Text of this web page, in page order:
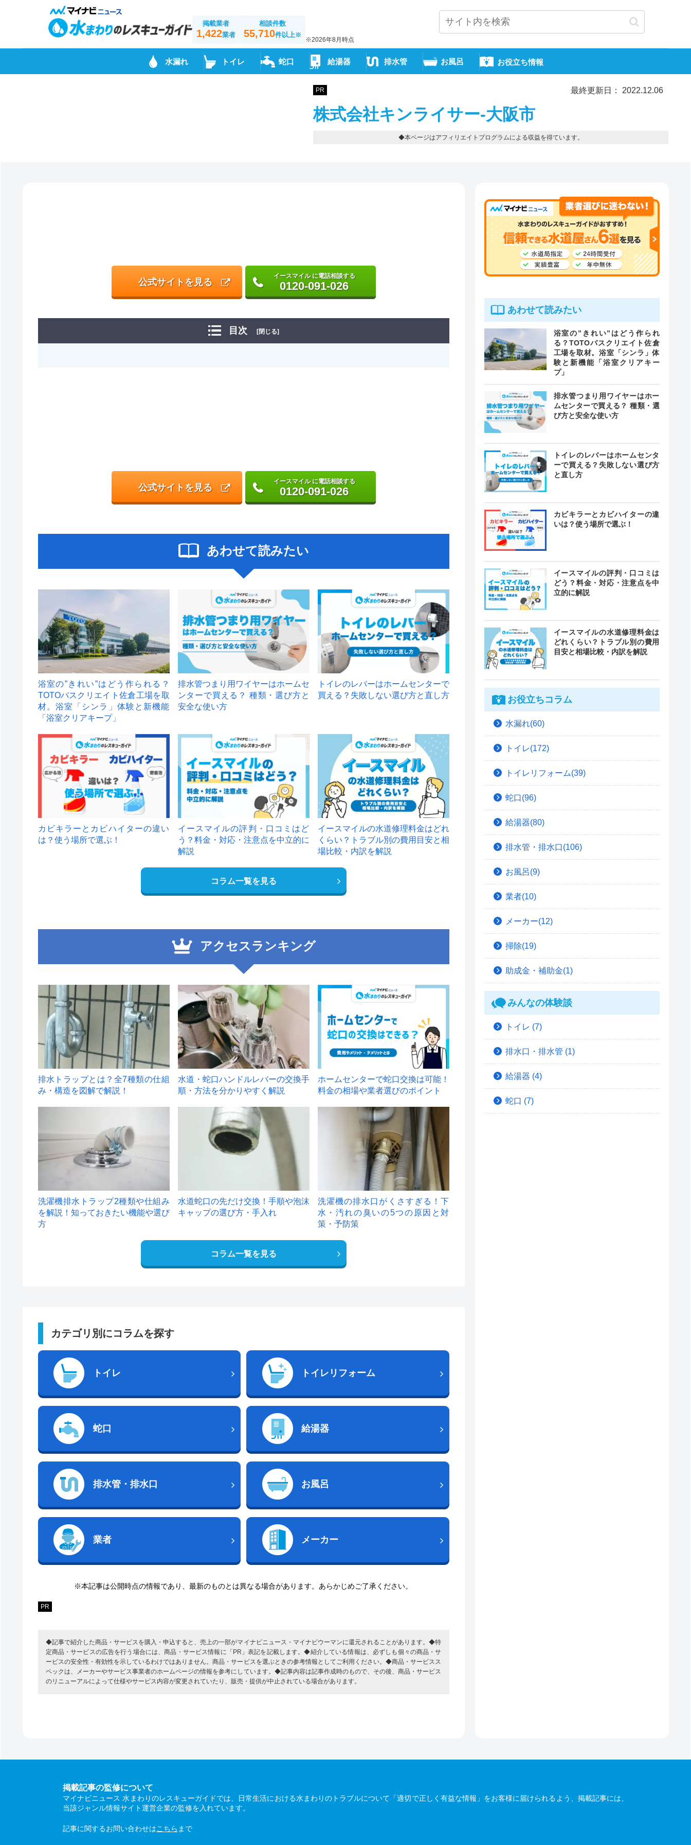
掲載業者
1,422業者
相談件数
55,710件以上※
※2026年8月時点
水漏れ トイレ 蛇口 給湯器 排水管 お風呂 お役立ち情報
PR 最終更新日： 2022.12.06
株式会社キンライサー-大阪市
◆本ページはアフィリエイトプログラムによる収益を得ています。
公式サイトを見る
イースマイル に電話相談する
0120-091-026
目次 [閉じる]
公式サイトを見る
イースマイル に電話相談する
0120-091-026
あわせて読みたい
浴室の”きれい”はどう作られる？
TOTOバスクリエイト佐倉工場を取
材。浴室「シンラ」体験と新機能
「浴室クリアキープ」
排水管つまり用ワイヤーはホームセ
ンターで買える？ 種類・選び方と
安全な使い方
トイレのレバーはホームセンターで
買える？失敗しない選び方と直し方
カビキラーとカビハイターの違い
は？使う場所で選ぶ！
イースマイルの評判・口コミはど
う？料金・対応・注意点を中立的に
解説
イースマイルの水道修理料金はどれ
くらい？トラブル別の費用目安と相
場比較・内訳を解説
コラム一覧を見る
アクセスランキング
1
排水トラップとは？全7種類の仕組
み・構造を図解で解説！
2
水道・蛇口ハンドルレバーの交換手
順・方法を分かりやすく解説
ホームセンターで蛇口交換は可能！
料金の相場や業者選びのポイント
洗濯機排水トラップ2種類や仕組み
を解説！知っておきたい機能や選び
方
水道蛇口の先だけ交換！手順や泡沫
キャップの選び方・手入れ
洗濯機の排水口がくさすぎる！下
水・汚れの臭いの5つの原因と対
策・予防策
コラム一覧を見る
カテゴリ別にコラムを探す
トイレ トイレリフォーム
蛇口 給湯器
排水管・排水口 お風呂
業者 メーカー
※本記事は公開時点の情報であり、最新のものとは異なる場合があります。あらかじめご了承ください。
PR
◆記事で紹介した商品・サービスを購入・申込すると、売上の一部がマイナビニュース・マイナビウーマンに還元されることがあります。◆特
定商品・サービスの広告を行う場合には、商品・サービス情報に「PR」表記を記載します。◆紹介している情報は、必ずしも個々の商品・サ
ービスの安全性・有効性を示しているわけではありません。商品・サービスを選ぶときの参考情報としてご利用ください。◆商品・サービスス
ペックは、メーカーやサービス事業者のホームページの情報を参考にしています。◆記事内容は記事作成時のもので、その後、商品・サービス
のリニューアルによって仕様やサービス内容が変更されていたり、販売・提供が中止されている場合があります。
あわせて読みたい
浴室の”きれい”はどう作られ
る？TOTOバスクリエイト佐倉
工場を取材。浴室「シンラ」体
験と新機能「浴室クリアキー
プ」
排水管つまり用ワイヤーはホー
ムセンターで買える？ 種類・選
び方と安全な使い方
トイレのレバーはホームセンタ
ーで買える？失敗しない選び方
と直し方
カビキラーとカビハイターの違
いは？使う場所で選ぶ！
イースマイルの評判・口コミは
どう？料金・対応・注意点を中
立的に解説
イースマイルの水道修理料金は
どれくらい？トラブル別の費用
目安と相場比較・内訳を解説
お役立ちコラム
水漏れ(60)
トイレ(172)
トイレリフォーム(39)
蛇口(96)
給湯器(80)
排水管・排水口(106)
お風呂(9)
業者(10)
メーカー(12)
掃除(19)
助成金・補助金(1)
みんなの体験談
トイレ (7)
排水口・排水管 (1)
給湯器 (4)
蛇口 (7)
掲載記事の監修について
マイナビニュース 水まわりのレスキューガイドでは、日常生活における水まわりのトラブルについて「適切で正しく有益な情報」をお客様に届けられるよう、掲載記事には、
当該ジャンル情報サイト運営企業の監修を入れています。
記事に関するお問い合わせはこちら まで